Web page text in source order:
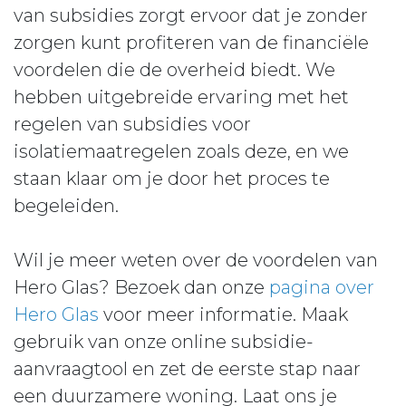
van subsidies zorgt ervoor dat je zonder
zorgen kunt profiteren van de financiële
voordelen die de overheid biedt. We
hebben uitgebreide ervaring met het
regelen van subsidies voor
isolatiemaatregelen zoals deze, en we
staan klaar om je door het proces te
begeleiden.
Wil je meer weten over de voordelen van
Hero Glas? Bezoek dan onze pagina over
Hero Glas voor meer informatie. Maak
gebruik van onze online subsidie-
aanvraagtool en zet de eerste stap naar
een duurzamere woning. Laat ons je